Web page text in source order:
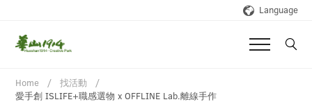
Language
Home
找活動
愛手創 ISLIFE+職感選物 x OFFLINE Lab.離線手作